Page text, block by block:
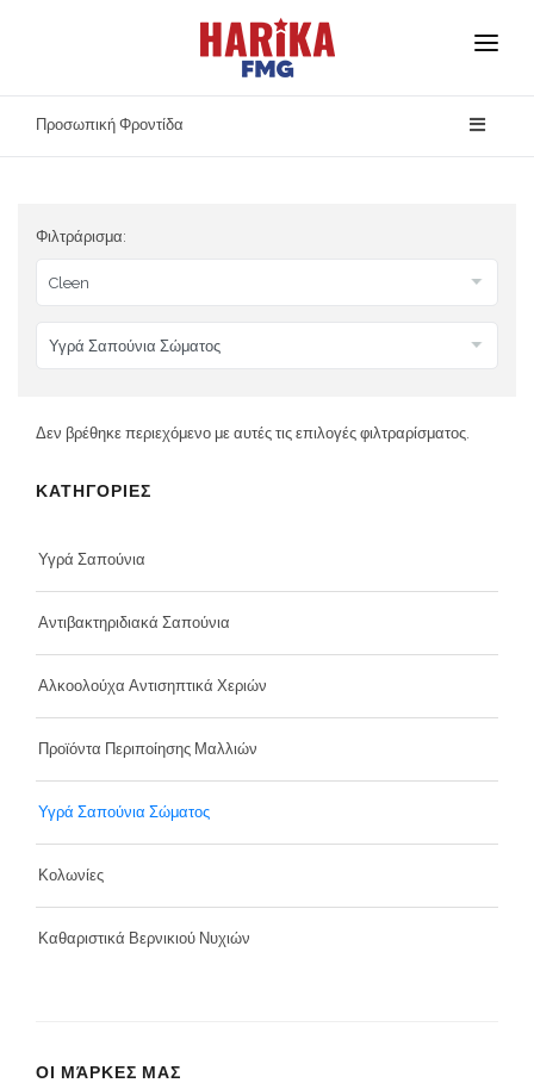
Αρχική
Ασφάλεια Προϊόντων
Επικοινωνία
Προσωπική Φροντίδα
Φιλτράρισμα:
Δεν βρέθηκε περιεχόμενο με αυτές τις επιλογές φιλτραρίσματος.
ΚΑΤΗΓΟΡΙΕΣ
Υγρά Σαπούνια
Αντιβακτηριδιακά Σαπούνια
Αλκοολούχα Αντισηπτικά Χεριών
Προϊόντα Περιποίησης Μαλλιών
Υγρά Σαπούνια Σώματος
Κολωνίες
Καθαριστικά Βερνικιού Νυχιών
ΟΙ ΜΆΡΚΕΣ ΜΑΣ